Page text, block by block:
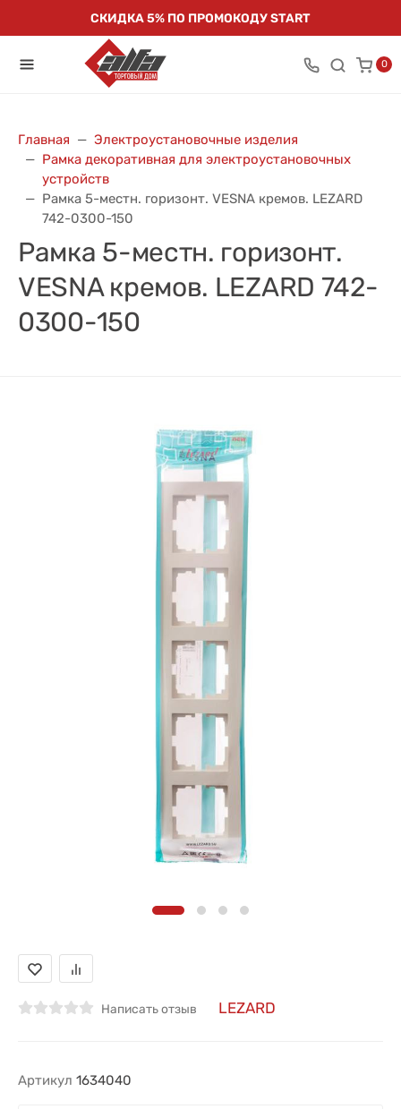
СКИДКА 5% ПО ПРОМОКОДУ START
0
Главная
Электроустановочные изделия
Рамка декоративная для электроустановочных
устройств
Рамка 5-местн. горизонт. VESNA кремов. LEZARD
742-0300-150
Рамка 5-местн. горизонт.
VESNA кремов. LEZARD 742-
0300-150
Написать отзыв LEZARD
Артикул 1634040